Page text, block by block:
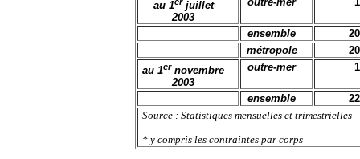
au 1
juillet
2003
ensemble
métropole
au 1ernovembre
2003
outre-mer
ensemble
Source : Statistiques mensuelles et trimestrielles
* y compris les contraintes par corps